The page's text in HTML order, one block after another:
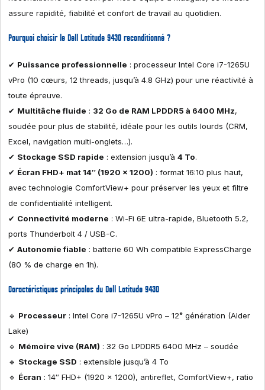
assure rapidité, fiabilité et confort de travail au quotidien.
Pourquoi choisir le Dell Latitude 9430 reconditionné ?
✔ Puissance professionnelle : processeur Intel Core i7-1265U
vPro (10 cœurs, 12 threads, jusqu’à 4.8 GHz) pour une réactivité à
toute épreuve.
✔ Multitâche fluide : 32 Go de RAM LPDDR5 à 6400 MHz,
soudée pour plus de stabilité, idéale pour les outils lourds (CRM,
Excel, navigation multi-onglets…).
✔ Stockage SSD rapide : extension jusqu’à4 To.
✔ Écran FHD+ mat 14″ (1920 x 1200) : format 16:10 plus haut,
avec technologie ComfortView+ pour préserver les yeux et filtre
de confidentialité intelligent.
✔ Connectivité moderne : Wi-Fi 6E ultra-rapide, Bluetooth 5.2,
ports Thunderbolt 4 / USB-C.
✔Autonomie fiable : batterie 60 Wh compatible ExpressCharge
(80 % de charge en 1h).
Caractéristiques principales du Dell Latitude 9430
🔹 Processeur : Intel Core i7-1265U vPro – 12ᵉ génération (Alder
Lake)
🔹 Mémoire vive (RAM) : 32 Go LPDDR5 6400 MHz – soudée
🔹 Stockage SSD : extensible jusqu’à 4 To
🔹 Écran : 14″ FHD+ (1920 x 1200), antireflet, ComfortView+, ratio